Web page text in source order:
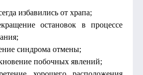
избавились от храпа;
остановок в процессе
синдрома отмены;
побочных явлений;